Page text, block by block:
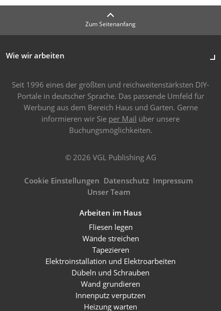
Zum Seitenanfang
Wie wir arbeiten
Seit 1996 eines der größten und reichweitenstärksten DIY-
Portale in deutscher Sprache. Das passende Umfeld für
Werbung aus dem Bereich Haus und Garten. Gerne
informieren wir Sie per Mail über unsere
Buchungsmöglichkeiten.
© 2026 VGL Publishing AG
Cookie Einstellungen Datenschutz Impressum
Unser Team
Arbeiten im Haus
Fliesen legen
Wände streichen
Tapezieren
Elektroinstallation und Elektroarbeiten
Dübeln und Schrauben
Wand grundieren
Innenputz verputzen
Heizung warten